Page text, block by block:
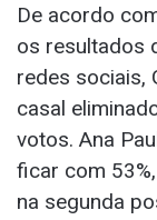
De acordo
os resultados
redes sociais,
casal
votos. Ana
ficar com
na segunda